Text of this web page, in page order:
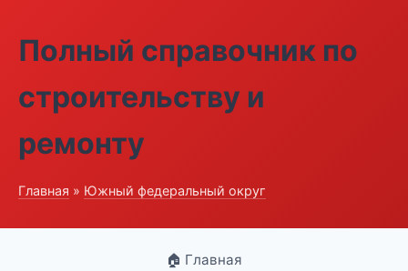
Полный справочник по
строительству и
ремонту
Главная » Южный федеральный округ
🏠 Главная